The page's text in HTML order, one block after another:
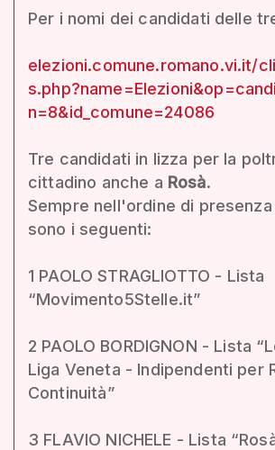
Per i nomi dei candidati delle
elezioni.comune.romano.vi.it/
n=8&id_comune=24086
Tre candidati in lizza per la
cittadino anche a Rosà.
Sempre nell'ordine di presenza
sono i seguenti:
1 PAOLO STRAGLIOTTO - Lista
“Movimento5Stelle.it”
2 PAOLO BORDIGNON - Lista
Liga Veneta - Indipendenti per
Continuità”
3 FLAVIO NICHELE - Lista